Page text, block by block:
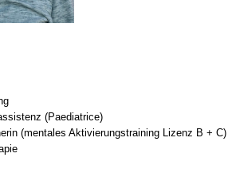
gestalten
(Paediatrice)
(mentales Aktivierungstraining Lizenz B + C)